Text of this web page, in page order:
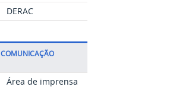
DERAC
COMUNICAÇÃO
Área de imprensa